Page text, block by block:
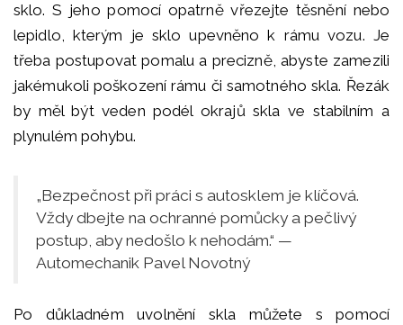
sklo. S jeho pomocí opatrně vřezejte těsnění nebo
lepidlo, kterým je sklo upevněno k rámu vozu. Je
třeba postupovat pomalu a precizně, abyste zamezili
jakémukoli poškození rámu či samotného skla. Řezák
by měl být veden podél okrajů skla ve stabilním a
plynulém pohybu.
„Bezpečnost při práci s autosklem je klíčová.
Vždy dbejte na ochranné pomůcky a pečlivý
postup, aby nedošlo k nehodám.“ —
Automechanik Pavel Novotný
Po důkladném uvolnění skla můžete s pomocí